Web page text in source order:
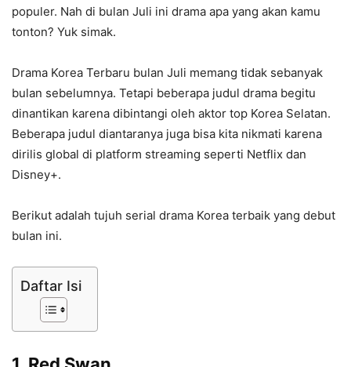
populer. Nah di bulan Juli ini drama apa yang akan kamu
tonton? Yuk simak.
Drama Korea Terbaru bulan Juli memang tidak sebanyak
bulan sebelumnya. Tetapi beberapa judul drama begitu
dinantikan karena dibintangi oleh aktor top Korea Selatan.
Beberapa judul diantaranya juga bisa kita nikmati karena
dirilis global di platform streaming seperti Netflix dan
Disney+.
Berikut adalah tujuh serial drama Korea terbaik yang debut
bulan ini.
Daftar Isi